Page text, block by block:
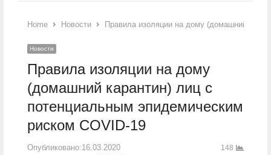
Home Новости Правила изоляции на дому (домашний
Новости
Правила изоляции на дому
(домашний карантин) лиц с
потенциальным эпидемическим
риском COVID-19
Опубликовано:16.03.2020
148